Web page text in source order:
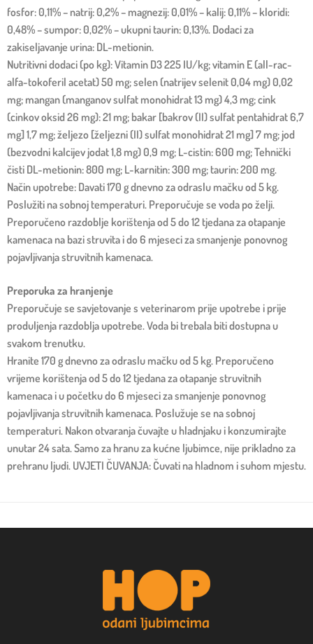
fosfor: 0,11% – natrij: 0,2% – magnezij: 0,01% – kalij: 0,11% – kloridi:
0,48% – sumpor: 0,02% – ukupni taurin: 0,13%. Dodaci za
zakiseljavanje urina: DL-metionin.
Nutritivni dodaci (po kg): Vitamin D3 225 IU/kg; vitamin E (all-rac-
alfa-tokoferil acetat) 50 mg; selen (natrijev selenit 0,04 mg) 0,02
mg; mangan (manganov sulfat monohidrat 13 mg) 4,3 mg; cink
(cinkov oksid 26 mg): 21 mg; bakar [bakrov (II) sulfat pentahidrat 6,7
mg] 1,7 mg; željezo [željezni (II) sulfat monohidrat 21 mg] 7 mg; jod
(bezvodni kalcijev jodat 1,8 mg) 0,9 mg; L-cistin: 600 mg; Tehnički
čisti DL-metionin: 800 mg; L-karnitin: 300 mg; taurin: 200 mg.
Način upotrebe: Davati 170 g dnevno za odraslu mačku od 5 kg.
Poslužiti na sobnoj temperaturi. Preporučuje se voda po želji.
Preporučeno razdoblje korištenja od 5 do 12 tjedana za otapanje
kamenaca na bazi struvita i do 6 mjeseci za smanjenje ponovnog
pojavljivanja struvitnih kamenaca.
Preporuka za hranjenje
Preporučuje se savjetovanje s veterinarom prije upotrebe i prije
produljenja razdoblja upotrebe. Voda bi trebala biti dostupna u
svakom trenutku.
Hranite 170 g dnevno za odraslu mačku od 5 kg. Preporučeno
vrijeme korištenja od 5 do 12 tjedana za otapanje struvitnih
kamenaca i u početku do 6 mjeseci za smanjenje ponovnog
pojavljivanja struvitnih kamenaca. Poslužuje se na sobnoj
temperaturi. Nakon otvaranja čuvajte u hladnjaku i konzumirajte
unutar 24 sata. Samo za hranu za kućne ljubimce, nije prikladno za
prehranu ljudi. UVJETI ČUVANJA: Čuvati na hladnom i suhom mjestu.